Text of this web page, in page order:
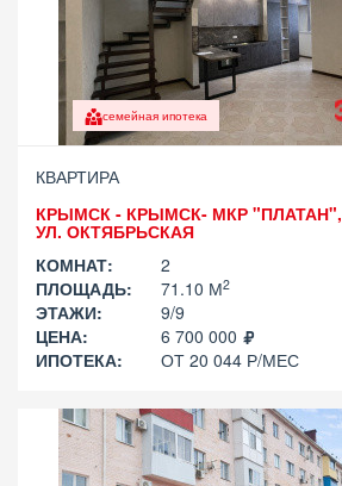
семейная ипотека
КВАРТИРА
КРЫМСК - КРЫМСК- МКР "ПЛАТАН",
УЛ. ОКТЯБРЬСКАЯ
КОМНАТ:
2
ПЛОЩАДЬ:
71.10 М2
ЭТАЖИ:
9/9
ЦЕНА:
6 700 000
ИПОТЕКА:
ОТ 20 044 Р/МЕС